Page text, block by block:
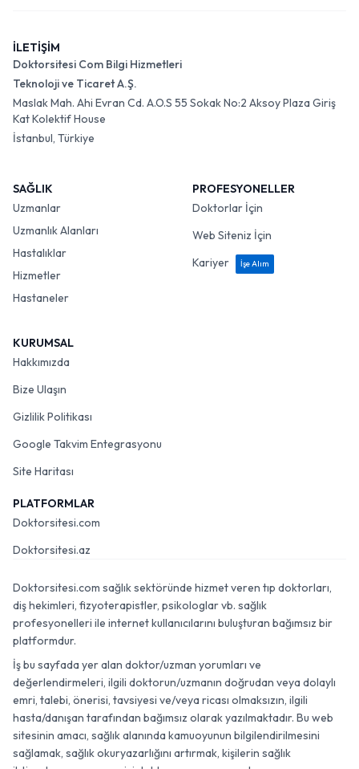
İLETİŞİM
Doktorsitesi Com Bilgi Hizmetleri
Teknoloji ve Ticaret A.Ş.
Maslak Mah. Ahi Evran Cd. A.O.S 55 Sokak No:2 Aksoy Plaza Giriş
Kat Kolektif House
İstanbul, Türkiye
SAĞLIK
Uzmanlar
Uzmanlık Alanları
Hastalıklar
Hizmetler
Hastaneler
PROFESYONELLER
Doktorlar İçin
Web Siteniz İçin
Kariyer
İşe Alım
KURUMSAL
Hakkımızda
Bize Ulaşın
Gizlilik Politikası
Google Takvim Entegrasyonu
Site Haritası
PLATFORMLAR
Doktorsitesi.com
Doktorsitesi.az
Doktorsitesi.com sağlık sektöründe hizmet veren tıp doktorları,
diş hekimleri, fizyoterapistler, psikologlar vb. sağlık
profesyonelleri ile internet kullanıcılarını buluşturan bağımsız bir
platformdur.
İş bu sayfada yer alan doktor/uzman yorumları ve
değerlendirmeleri, ilgili doktorun/uzmanın doğrudan veya dolaylı
emri, talebi, önerisi, tavsiyesi ve/veya ricası olmaksızın, ilgili
hasta/danışan tarafından bağımsız olarak yazılmaktadır. Bu web
sitesinin amacı, sağlık alanında kamuoyunun bilgilendirilmesini
sağlamak, sağlık okuryazarlığını artırmak, kişilerin sağlık